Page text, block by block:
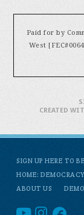
Paid for by
West
SIGN UP HERE TO
HOME:
ABOUT US
CREATED